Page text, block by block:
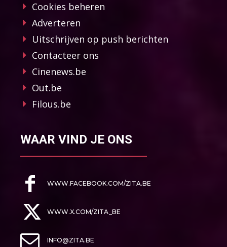
Cookies beheren
Adverteren
Uitschrijven op push berichten
Contacteer ons
Cinenews.be
Out.be
Filous.be
WAAR VIND JE ONS
WWW.FACEBOOK.COM/ZITA.BE
WWW.X.COM/ZITA_BE
INFO@ZITA.BE